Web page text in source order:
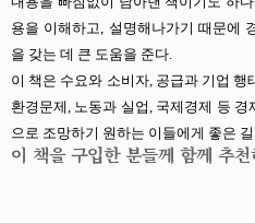
용을 이해하고, 설명해나가기 때문에
을 갖는 데 큰 도움을 준다.
이 책은 수요와 소비자, 공급과 기업
환경문제, 노동과 실업, 국제경제 등
으로 조망하기 원하는 이들에게 좋은
이 책을 구입한 분들께 함께 추